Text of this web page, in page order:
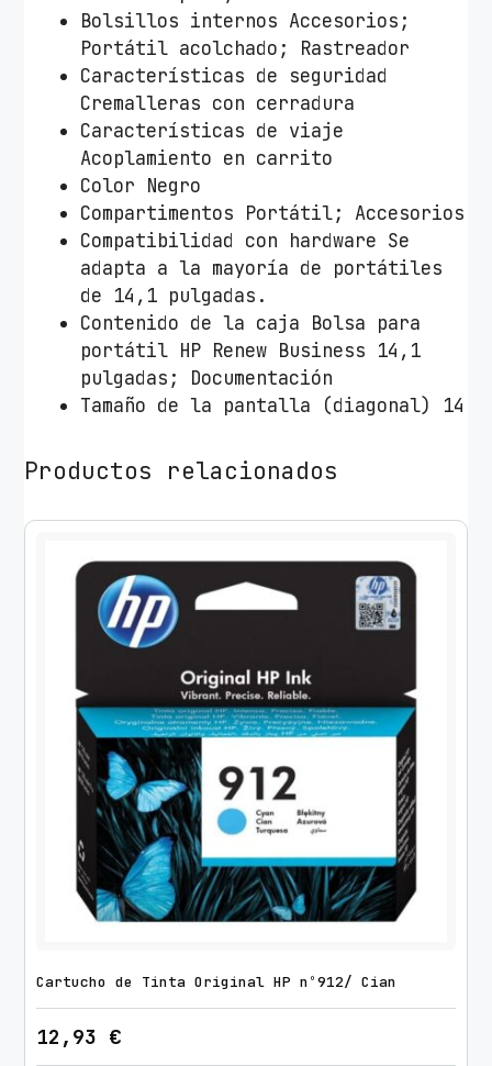
Bolsillos internos Accesorios;
Portátil acolchado; Rastreador
Características de seguridad
Cremalleras con cerradura
Características de viaje
Acoplamiento en carrito
Color Negro
Compartimentos Portátil; Accesorios
Compatibilidad con hardware Se
adapta a la mayoría de portátiles
de 14,1 pulgadas.
Contenido de la caja Bolsa para
portátil HP Renew Business 14,1
pulgadas; Documentación
Tamaño de la pantalla (diagonal) 14
Productos relacionados
Cartucho de Tinta Original HP nº912/ Cian
12,93 €